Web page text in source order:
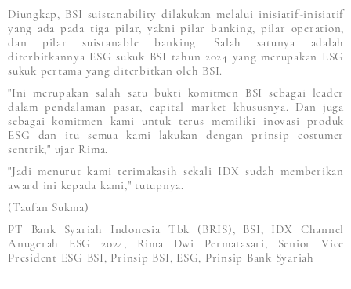
Diungkap, BSI suistanability dilakukan melalui inisiatif-inisiatif
yang ada pada tiga pilar, yakni pilar banking, pilar operation,
dan pilar suistanable banking. Salah satunya adalah
diterbitkannya ESG sukuk BSI tahun 2024 yang merupakan ESG
sukuk pertama yang diterbitkan oleh BSI.
"Ini merupakan salah satu bukti komitmen BSI sebagai leader
dalam pendalaman pasar, capital market khususnya. Dan juga
sebagai komitmen kami untuk terus memiliki inovasi produk
ESG dan itu semua kami lakukan dengan prinsip costumer
sentrik," ujar Rima.
"Jadi menurut kami terimakasih sekali IDX sudah memberikan
award ini kepada kami," tutupnya.
(Taufan Sukma)
PT Bank Syariah Indonesia Tbk (BRIS), BSI, IDX Channel
Anugerah ESG 2024, Rima Dwi Permatasari, Senior Vice
President ESG BSI, Prinsip BSI, ESG, Prinsip Bank Syariah